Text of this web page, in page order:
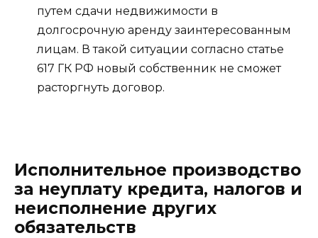
путем сдачи недвижимости в
долгосрочную аренду заинтересованным
лицам. В такой ситуации согласно статье
617 ГК РФ новый собственник не сможет
расторгнуть договор.
Исполнительное производство
за неуплату кредита, налогов и
неисполнение других
обязательств